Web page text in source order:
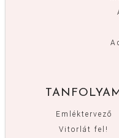
TANFOLYAM
Emléktervező
Vitorlát fel!